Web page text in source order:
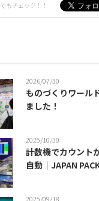
もチェック！！
2026/07/30
ものづくりワール
ました！
2025/10/30
計数機でカウント
自動｜JAPAN
2025/09/18